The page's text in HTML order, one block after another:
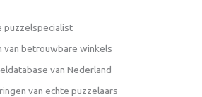
puzzelspecialist
van betrouwbare winkels
van Nederland
van echte puzzelaars